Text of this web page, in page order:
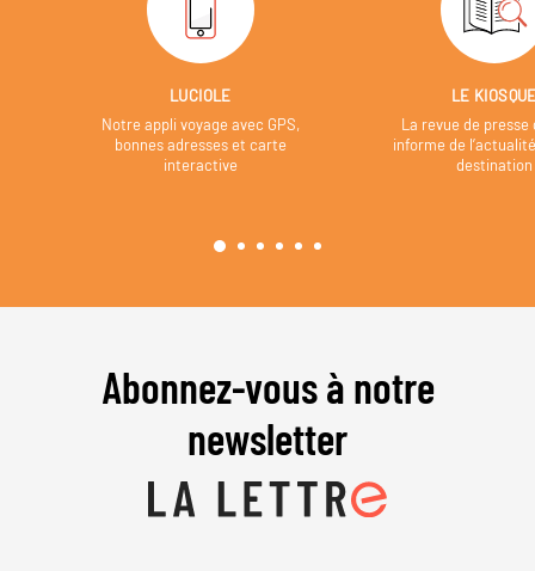
LUCIOLE
Notre appli voyage avec GPS,
bonnes adresses et carte
interactive
LE
La revue de presse
informe de
destination
Abonnez-vous à notre
newsletter